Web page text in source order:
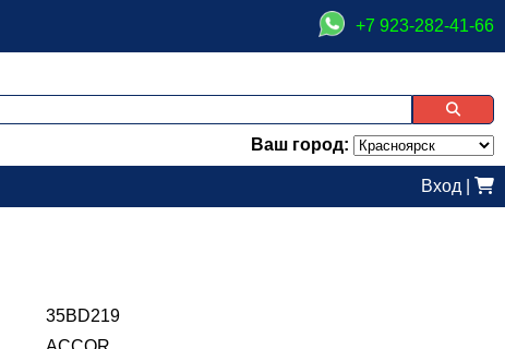
+7 923-282-41-66
Ваш город:
Вход
35BD219